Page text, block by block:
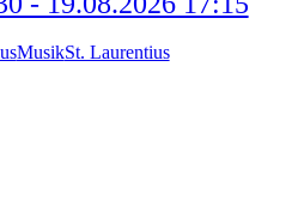
MusikSt. Laurentius